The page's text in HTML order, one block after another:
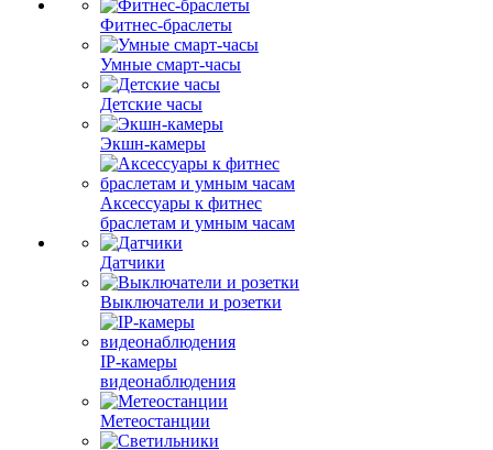
Фитнес-браслеты
Умные смарт-часы
Детские часы
Экшн-камеры
Аксессуары к фитнес
браслетам и умным часам
Датчики
Выключатели и розетки
IP-камеры
видеонаблюдения
Метеостанции